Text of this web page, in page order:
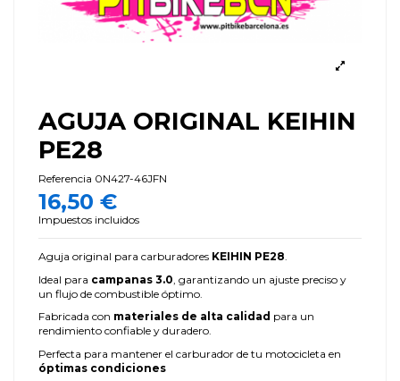
AGUJA ORIGINAL KEIHIN
PE28
Referencia 0N427-46JFN
16,50 €
Impuestos incluidos
Aguja original para carburadores KEIHIN PE28.
Ideal para campanas 3.0 , garantizando un ajuste preciso y
un flujo de combustible óptimo.
Fabricada con materiales de alta calidad para un
rendimiento confiable y duradero.
Perfecta para mantener el carburador de tu motocicleta en
óptimas condiciones